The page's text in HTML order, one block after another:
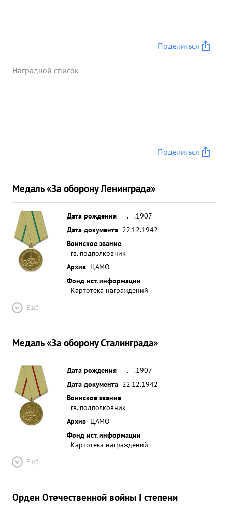
Поделиться
Наградной список
Поделиться
Медаль «За оборону Ленинграда»
Дата рождения
__.__.1907
Дата документа 22.12.1942
Воинское звание
гв. подполковник
Архив ЦАМО
Фонд ист. информации
Картотека награждений
Ещё
Медаль «За оборону Сталинграда»
Дата рождения
__.__.1907
Дата документа 22.12.1942
Воинское звание
гв. подполковник
Архив ЦАМО
Фонд ист. информации
Картотека награждений
Ещё
Орден Отечественной войны I степени